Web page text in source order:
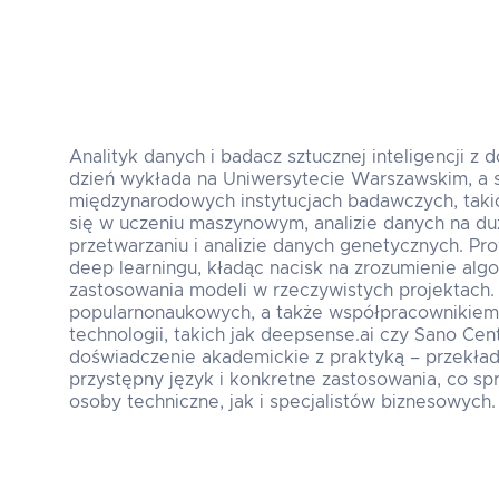
Analityk danych i badacz sztucznej inteligencji z
dzień wykłada na Uniwersytecie Warszawskim,
międzynarodowych instytucjach badawczych,
się w uczeniu maszynowym, analizie danych na
przetwarzaniu i analizie danych genetycznych.
deep learningu, kładąc nacisk na zrozumienie
zastosowania modeli w rzeczywistych
popularnonaukowych, a także
technologii, takich jak deepsense.ai czy Sano
doświadczenie akademickie z praktyką –
przystępny język i konkretne zastosowania, co
osoby techniczne, jak i specjalistów biznesowych.